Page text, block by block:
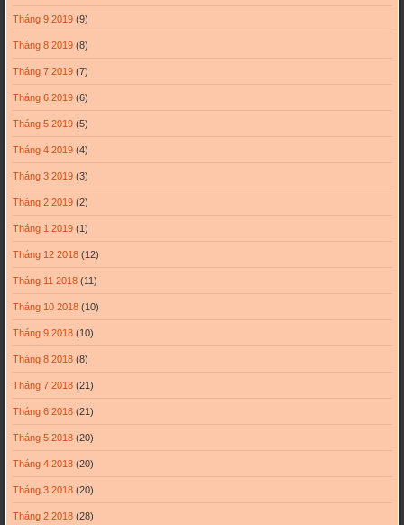
Tháng 9 2019(9)
Tháng 8 2019(8)
Tháng 7 2019(7)
Tháng 6 2019(6)
Tháng 5 2019(5)
Tháng 4 2019(4)
Tháng 3 2019(3)
Tháng 2 2019(2)
Tháng 1 2019(1)
Tháng 12 2018(12)
Tháng 11 2018(11)
Tháng 10 2018(10)
Tháng 9 2018(10)
Tháng 8 2018(8)
Tháng 7 2018(21)
Tháng 6 2018(21)
Tháng 5 2018(20)
Tháng 4 2018(20)
Tháng 3 2018(20)
Tháng 2 2018(28)